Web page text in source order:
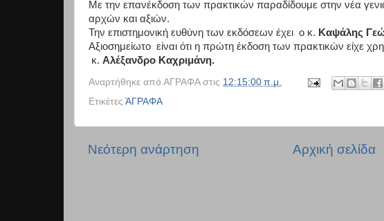
Με την επανέκδοση των πρακτικών παραδίδουμε στην νέα
αρχών και αξιών.
Την επιστημονική ευθύνη των εκδόσεων έχει ο κ. Καψάλης
Αξιοσημείωτο είναι ότι η πρώτη έκδοση των πρακτικών είχε
κ. Αλέξανδρο Καχριμάνη.
Αναρτήθηκε από ΑΓΡΑΦΑ στις 12:15:00 π.μ.
Ετικέτες ΆΓΡΑΦΑ
Νεότερη ανάρτηση Αρχική σελίδα